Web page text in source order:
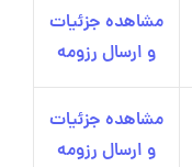
مشاهده جزئیات
و ارسال رزومه
مشاهده جزئیات
و ارسال رزومه